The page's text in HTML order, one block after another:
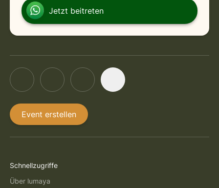
Jetzt beitreten
Event erstellen
Schnellzugriffe
Über lumaya